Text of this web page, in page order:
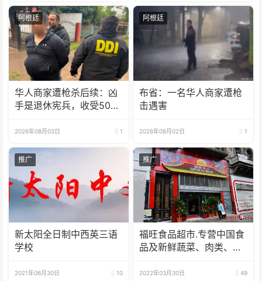
阿根廷
华人商家遭枪杀后续：凶
手是退休宪兵，收受5000
2026年08月03日 1
阿根廷
布省：一名华人商家遭枪
击遇害
2026年08月02日 1
推广
新太阳全日制中西英三语
学校
2021年06月30日 10
推广
福旺食品超市.专营中国食
品及新鲜蔬菜、肉类、
2022年03月30日 49